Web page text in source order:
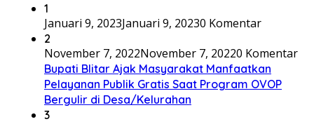
1
Januari 9, 2023Januari 9, 20230 Komentar
2
November 7, 2022November 7, 20220 Komentar
Bupati Blitar Ajak Masyarakat Manfaatkan
Pelayanan Publik Gratis Saat Program OVOP
Bergulir di Desa/Kelurahan
3